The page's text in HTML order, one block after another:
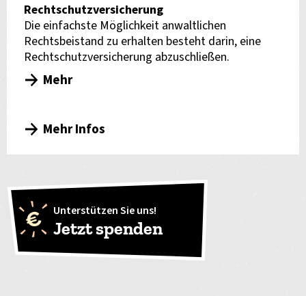
Rechtschutzversicherung
Die einfachste Möglichkeit anwaltlichen
Rechtsbeistand zu erhalten besteht darin, eine
Rechtschutzversicherung abzuschließen.
Mehr
Mehr Infos
Unterstützen Sie uns!
Jetzt spenden